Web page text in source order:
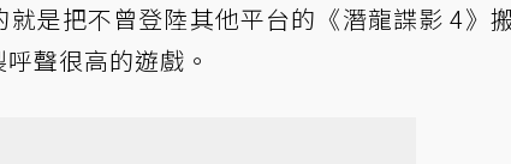
是把不曾登陸其他平台的《潛龍諜影 4》
聲很高的遊戲。